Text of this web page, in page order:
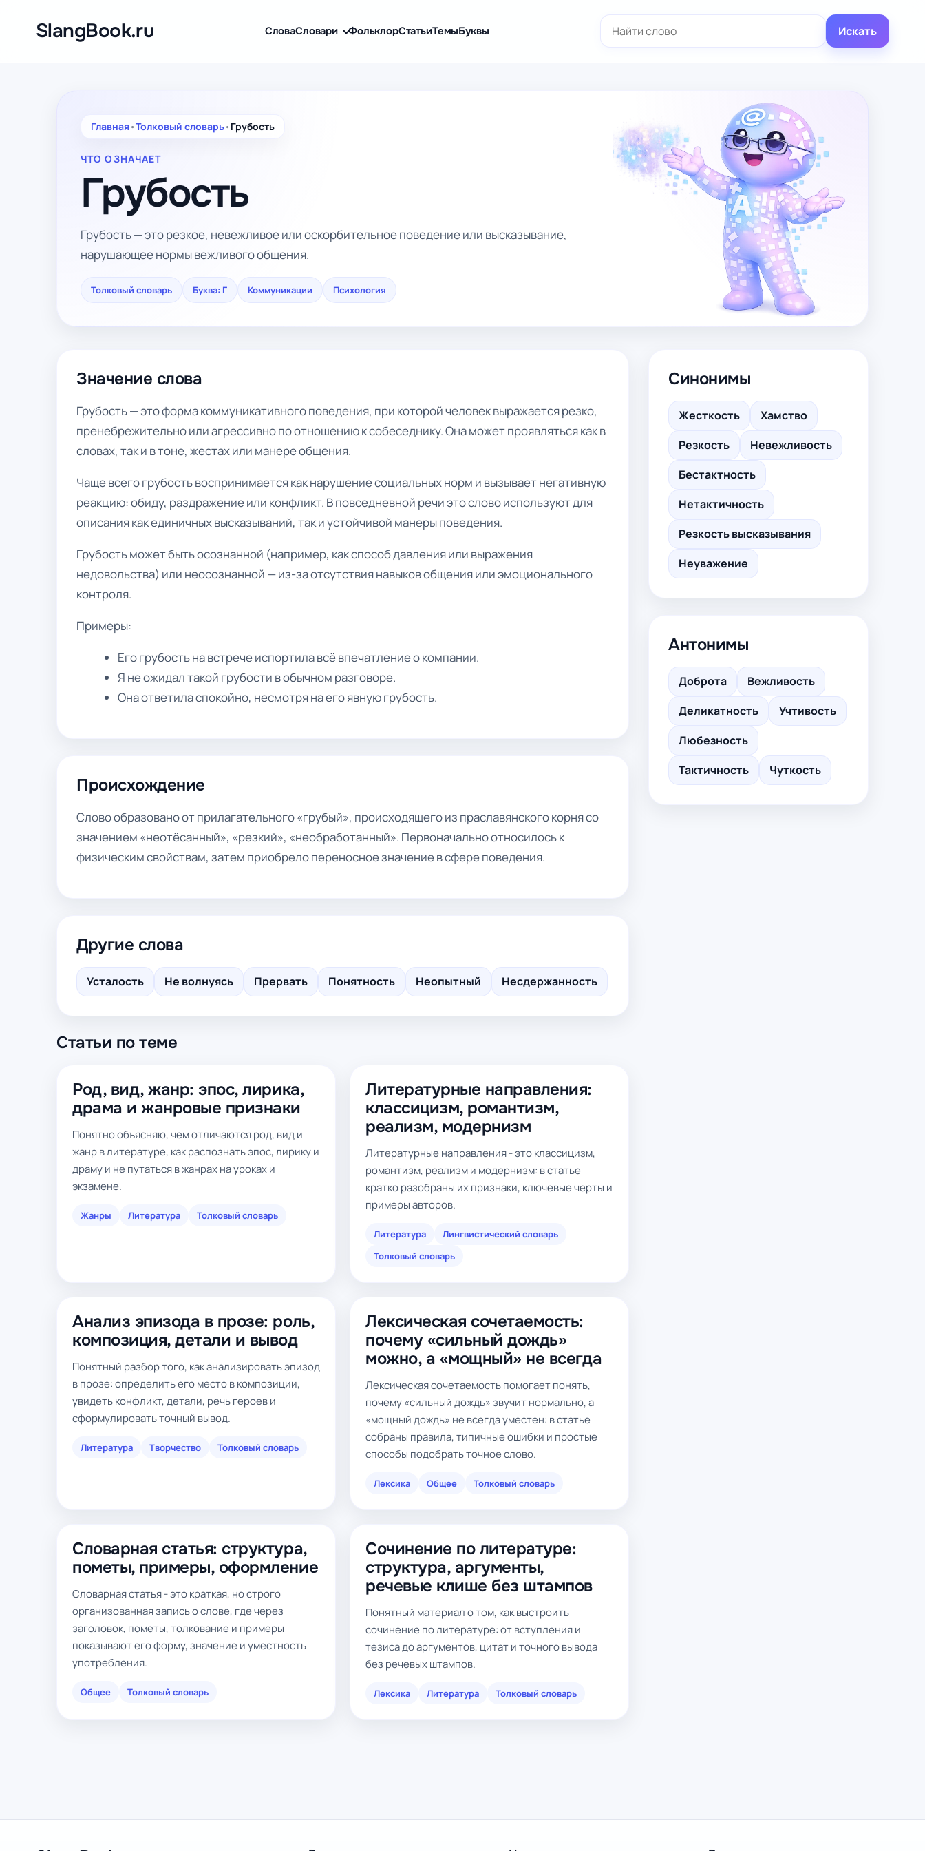
содержимомуSlangBook.ru СловаСловари ФольклорСтатьиТемыБуквы Искать
Главная•Толковый словарь• Грубость
ЧТО ОЗНАЧАЕТ
Грубость
Грубость — это резкое, невежливое или оскорбительное поведение или высказывание,
нарушающее нормы вежливого общения.
Толковый словарь Буква: Г Коммуникации Психология
Значение слова
Грубость — это форма коммуникативного поведения, при которой человек выражается резко,
пренебрежительно или агрессивно по отношению к собеседнику. Она может проявляться как в
словах, так и в тоне, жестах или манере общения.
Чаще всего грубость воспринимается как нарушение социальных норм и вызывает негативную
реакцию: обиду, раздражение или конфликт. В повседневной речи это слово используют для
описания как единичных высказываний, так и устойчивой манеры поведения.
Грубость может быть осознанной (например, как способ давления или выражения
недовольства) или неосознанной — из-за отсутствия навыков общения или эмоционального
контроля.
Примеры:
Его грубость на встрече испортила всё впечатление о компании.
Я не ожидал такой грубости в обычном разговоре.
Она ответила спокойно, несмотря на его явную грубость.
Происхождение
Слово образовано от прилагательного «грубый», происходящего из праславянского корня со
значением «неотёсанный», «резкий», «необработанный». Первоначально относилось к
физическим свойствам, затем приобрело переносное значение в сфере поведения.
Другие слова
Усталость Не волнуясь Прервать Понятность Неопытный Несдержанность
Статьи по теме
Род, вид, жанр: эпос, лирика,
драма и жанровые признаки
Понятно объясняю, чем отличаются род, вид и
жанр в литературе, как распознать эпос, лирику и
драму и не путаться в жанрах на уроках и
экзамене.
Жанры Литература Толковый словарь
Литературные направления:
классицизм, романтизм,
реализм, модернизм
Литературные направления - это классицизм,
романтизм, реализм и модернизм: в статье
кратко разобраны их признаки, ключевые черты и
примеры авторов.
Литература
Лингвистический словарь
Толковый словарь
Анализ эпизода в прозе: роль,
композиция, детали и вывод
Понятный разбор того, как анализировать эпизод
в прозе: определить его место в композиции,
увидеть конфликт, детали, речь героев и
сформулировать точный вывод.
Литература Творчество Толковый словарь
Лексическая сочетаемость:
почему «сильный дождь»
можно, а «мощный» не всегда
Лексическая сочетаемость помогает понять,
почему «сильный дождь» звучит нормально, а
«мощный дождь» не всегда уместен: в статье
собраны правила, типичные ошибки и простые
способы подобрать точное слово.
Лексика Общее Толковый словарь
Словарная статья: структура,
пометы, примеры, оформление
Словарная статья - это краткая, но строго
организованная запись о слове, где через
заголовок, пометы, толкование и примеры
показывают его форму, значение и уместность
употребления.
Общее Толковый словарь
Сочинение по литературе:
структура, аргументы,
речевые клише без штампов
Понятный материал о том, как выстроить
сочинение по литературе: от вступления и
тезиса до аргументов, цитат и точного вывода
без речевых штампов.
Лексика Литература Толковый словарь
Синонимы
Жесткость
Хамство
Резкость
Невежливость
Бестактность
Нетактичность
Резкость высказывания
Неуважение
Антонимы
Доброта
Вежливость
Деликатность
Учтивость
Любезность
Тактичность
Чуткость